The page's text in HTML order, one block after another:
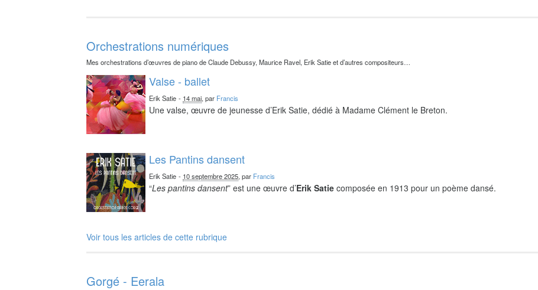
Orchestrations numériques
Mes orchestrations d’œuvres de piano de Claude Debussy, Maurice Ravel, Erik Satie et d’autres compositeurs…
Valse - ballet
Erik Satie - 14 mai, par Francis
Une valse, œuvre de jeunesse d’Erik Satie, dédié à Madame Clément le Breton.
Les Pantins dansent
Erik Satie - 10 septembre 2025, par Francis
“Les pantins dansent” est une œuvre d’Erik Satie composée en 1913 pour un poème dansé.
Voir tous les articles de cette rubrique
Gorgé - Eerala